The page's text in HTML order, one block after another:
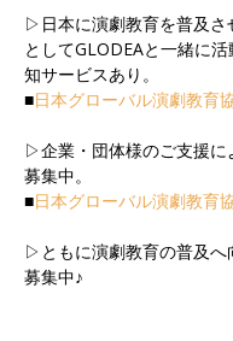
▷日本に演劇教育を普及さ
としてGLODEAと一緒に
知サービスあり。
■日本グローバル演劇教
▷企業・団体様のご支援に
募集中。
■日本グローバル演劇教
▷ともに演劇教育の普及
募集中♪